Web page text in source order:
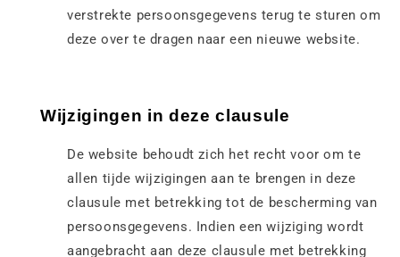
verstrekte persoonsgegevens terug te sturen om
deze over te dragen naar een nieuwe website.
Wijzigingen in deze clausule
De website behoudt zich het recht voor om te
allen tijde wijzigingen aan te brengen in deze
clausule met betrekking tot de bescherming van
persoonsgegevens. Indien een wijziging wordt
aangebracht aan deze clausule met betrekking